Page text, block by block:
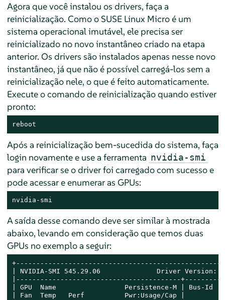
Agora que você instalou os drivers, faça a
reinicialização. Como o SUSE Linux Micro é um
sistema operacional imutável, ele precisa ser
reinicializado no novo instantâneo criado na etapa
anterior. Os drivers são instalados apenas nesse novo
instantâneo, já que não é possível carregá-los sem a
reinicialização nele, o que é feito automaticamente.
Execute o comando de reinicialização quando estiver
pronto:
reboot
Após a reinicialização bem-sucedida do sistema, faça
login novamente e use a ferramenta nvidia-smi
para verificar se o driver foi carregado com sucesso e
pode acessar e enumerar as GPUs:
nvidia-smi
A saída desse comando deve ser similar à mostrada
abaixo, levando em consideração que temos duas
GPUs no exemplo a seguir:
| NVIDIA-SMI 545.29.06              Driver Version:
|-----------------------------------------
| GPU  Name                 Persistence-M | Bus-Id
| Fan  Temp   Perf          Pwr:Usage/Cap |